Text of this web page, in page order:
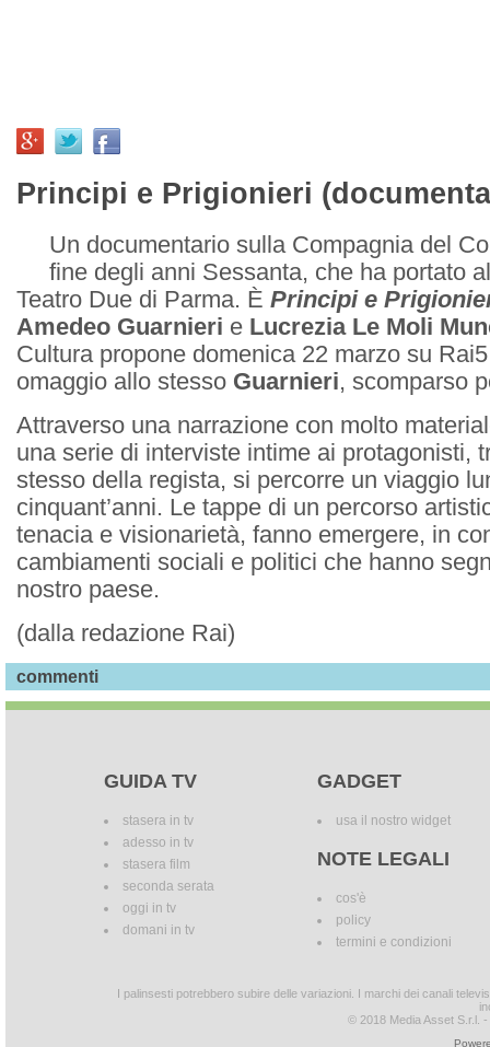
Principi e Prigionieri
Un documentario sulla Compagnia del
fine degli anni Sessanta, che ha portato
Teatro Due di Parma. È Principi e
Amedeo Guarnieri e Lucrezia Le Moli
Cultura propone domenica 22 marzo su
omaggio allo stesso Guarnieri, scomparso
Attraverso una narrazione con molto
una serie di interviste intime ai protagonisti,
stesso della regista, si percorre un viaggio
cinquant’anni. Le tappe di un percorso
tenacia e visionarietà, fanno emergere, in
cambiamenti sociali e politici che hanno
nostro paese.
(dalla redazione Rai)
commenti
GUIDA TV
stasera in tv
adesso in tv
stasera film
seconda serata
oggi in tv
domani in tv
GADGET
usa il nostro widget
NOTE LEGALI
cos'è
policy
termini e condizioni
I palinsesti potrebbero subire delle variazioni. I marchi dei canali
© 2018 Media Asset S.r.l.